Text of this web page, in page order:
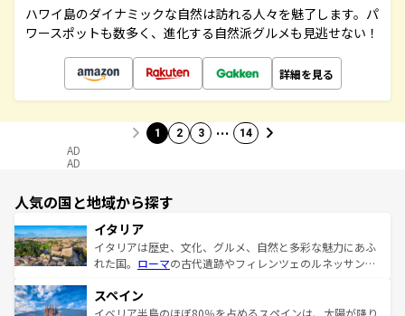
ハワイ島のダイナミックな自然は訪れる人々を魅了します。パ
ワースポットも数多く、進化する自然派グルメも見逃せない！
詳細を見る
1 2 3 … 14
AD
AD
人気の国と地域から探す
イタリア
イタリアは歴史、文化、グルメ、自然と多彩な魅力にあふ
れた国。 ローマの古代遺跡やフィレンツェのルネッサンス
ろん、トスカーナの美しい田園風景やアマルフィ海岸の絶
景など、自然景観も見逃せない。観光の合間には、本場の
スペイン
イベリア半島のほぼ80％を占めるスペインは、太陽が降り